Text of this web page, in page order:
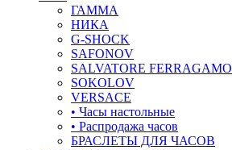
ГАММА
НИКА
G-SHOCK
SAFONOV
SALVATORE FERRAGAMO
SOKOLOV
VERSACE
• Часы настольные
• Распродажа часов
БРАСЛЕТЫ ДЛЯ ЧАСОВ